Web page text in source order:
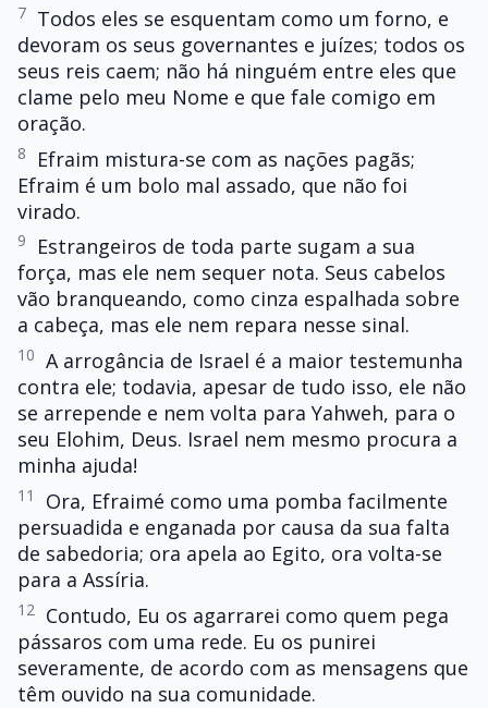
7 Todos eles se esquentam como um forno, e
devoram os seus governantes e juízes; todos os
seus reis caem; não há ninguém entre eles que
clame pelo meu Nome e que fale comigo em
oração.
8
Efraim mistura-se com as nações pagãs;
Efraim é um bolo mal assado, que não foi
virado.
9
Estrangeiros de toda parte sugam a sua
força, mas ele nem sequer nota. Seus cabelos
vão branqueando, como cinza espalhada sobre
a cabeça, mas ele nem repara nesse sinal.
10 A arrogância de Israel é a maior testemunha
contra ele; todavia, apesar de tudo isso, ele não
se arrepende e nem volta para Yahweh, para o
seu Elohim, Deus. Israel nem mesmo procura a
minha ajuda!
11
Ora, Efraimé como uma pomba facilmente
persuadida e enganada por causa da sua falta
de sabedoria; ora apela ao Egito, ora volta-se
para a Assíria.
12
Contudo, Eu os agarrarei como quem pega
pássaros com uma rede. Eu os punirei
severamente, de acordo com as mensagens que
têm ouvido na sua comunidade.